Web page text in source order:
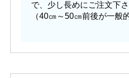
で、少し長めにご注文下さ
（40㎝～50㎝前後が一般